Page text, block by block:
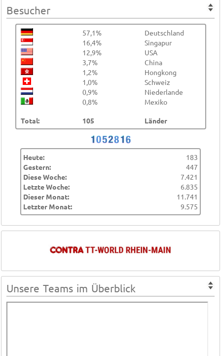
Besucher
57,1%
Deutschland
16,4%
Singapur
12,9%
USA
3,7%
China
1,2%
Hongkong
1,0%
Schweiz
0,9%
Niederlande
0,8%
Mexiko
Total: 105 Länder
Heute:
183
Gestern:
447
Diese Woche:
7.421
Letzte Woche:
6.835
Dieser Monat:
11.741
Letzter Monat:
9.575
Unsere Teams im Überblick